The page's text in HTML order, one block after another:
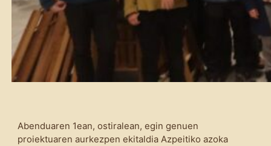
Abenduaren 1ean, ostiralean, egin genuen
proiektuaren aurkezpen ekitaldia Azpeitiko azoka